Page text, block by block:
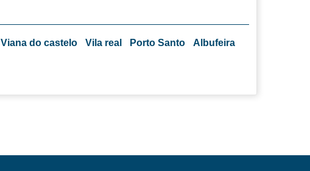
Viana do castelo Vila real Porto Santo Albufeira